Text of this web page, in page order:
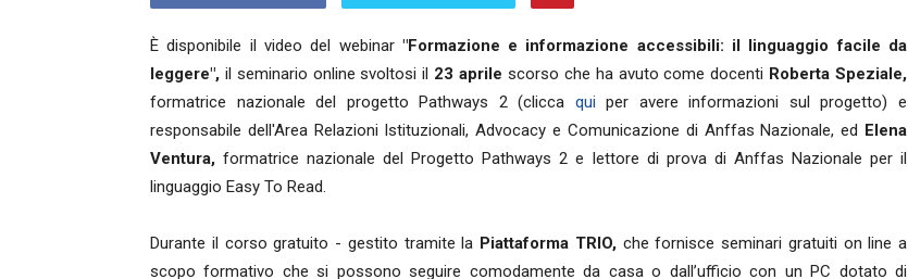
È disponibile il video del webinar "Formazione e informazione accessibili: il linguaggio facile da
leggere", il seminario online svoltosi il 23 aprile scorso che ha avuto come docenti Roberta Speziale,
formatrice nazionale del progetto Pathways 2 (clicca qui per avere informazioni sul progetto) e
responsabile dell'Area Relazioni Istituzionali, Advocacy e Comunicazione di Anffas Nazionale, ed
Elena
Ventura, formatrice nazionale del Progetto Pathways 2 e lettore di prova di Anffas Nazionale per il
linguaggio Easy To Read.
Durante il corso gratuito - gestito tramite la Piattaforma TRIO, che fornisce seminari gratuiti on line a
scopo formativo che si possono seguire comodamente da casa o dall’ufficio con un PC dotato di